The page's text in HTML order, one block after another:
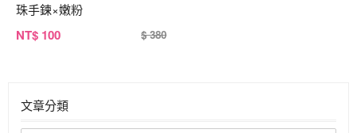
珠手鍊×嫩粉
NT$ 100 $ 380
文章分類